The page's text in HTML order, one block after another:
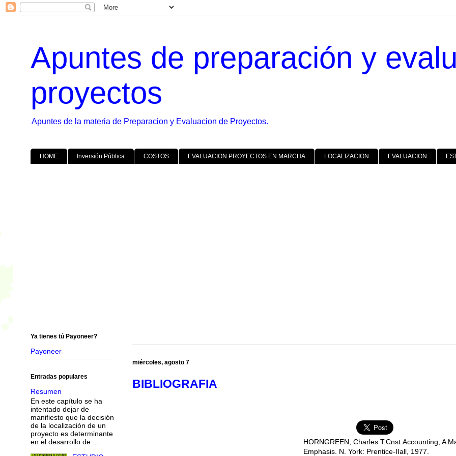
Apuntes de preparación y
proyectos
Apuntes de la materia de Preparacion y Evaluacion de Proyectos.
HOME Inversión Pública COSTOS EVALUACION PROYECTOS EN MARCHA LOCALIZACION EVALUACION
miércoles, agosto 7
BIBLIOGRAFIA
HORNGREEN, Charles T.Cnst Accounting; A
Emphasis. N. York: Prentice-IIall, 1977.
Ya tienes tú Payoneer?
Payoneer
Entradas populares
Resumen
En este capítulo se ha
intentado dejar de
manifiesto que la decisión
de la localización de un
proyecto es determinante
en el desarrollo de ...